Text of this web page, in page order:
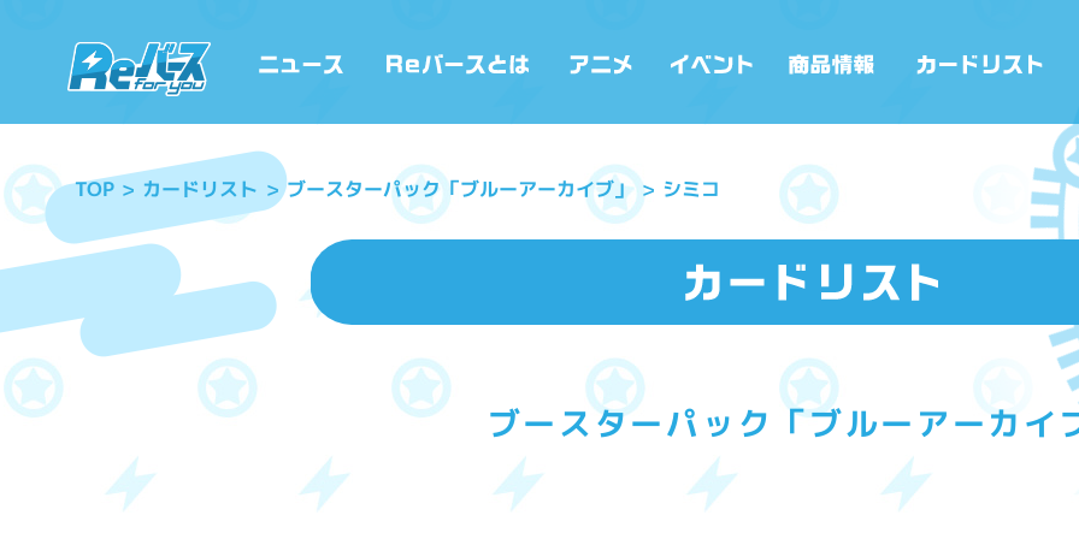
TOP カードリスト ブースターパック「ブルーアーカイブ」 シミコ
ブースターパック「ブルーアーカイ